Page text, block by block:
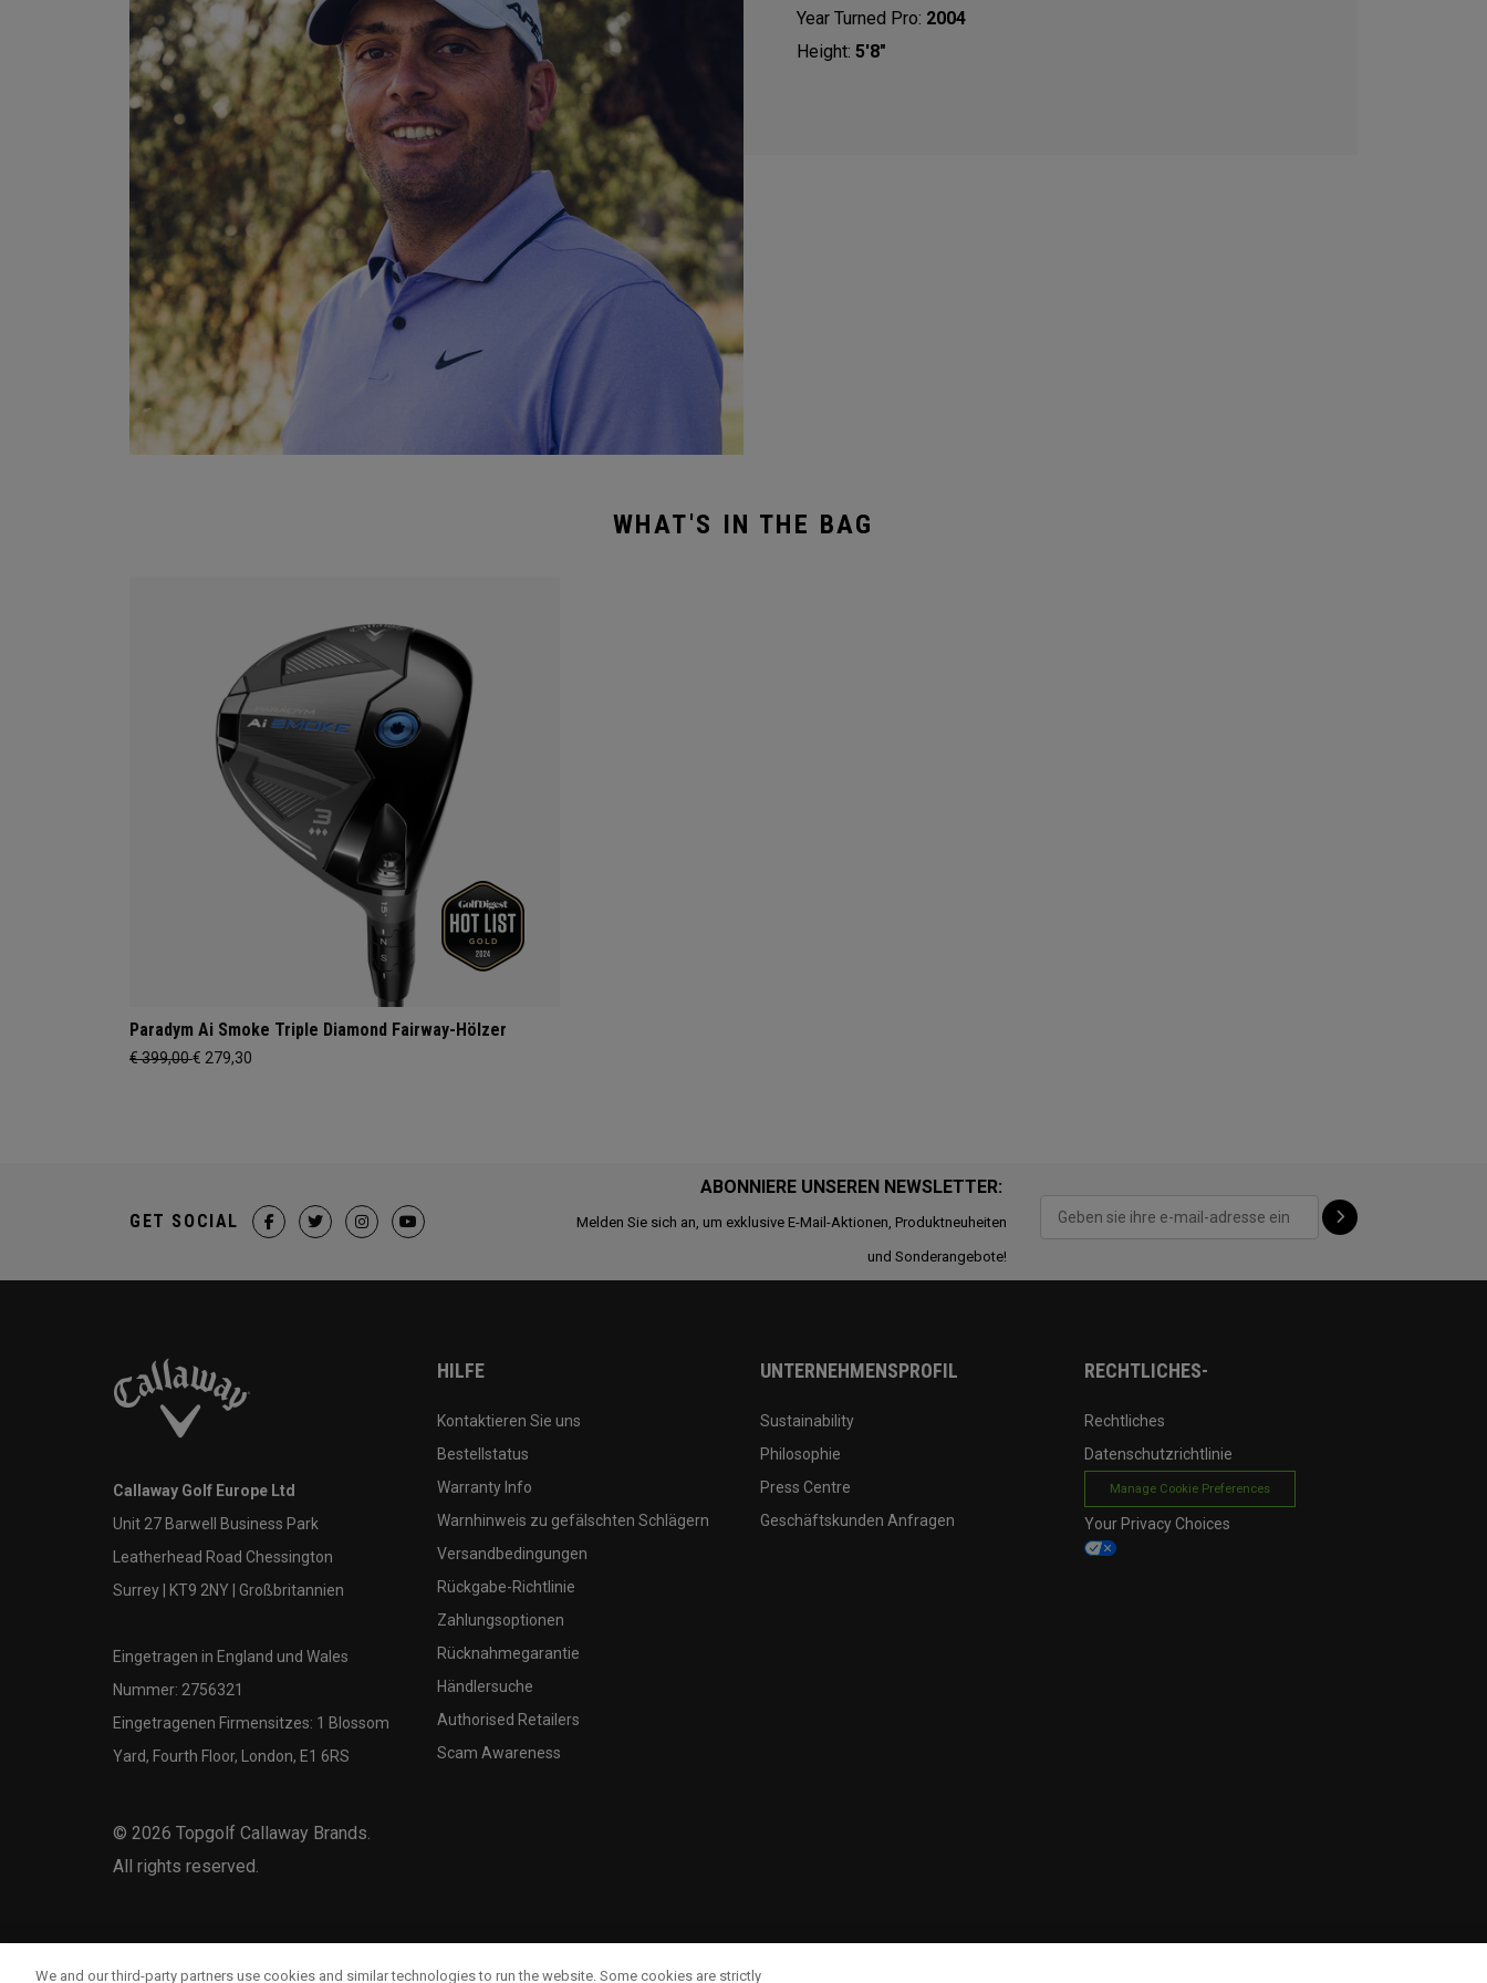
Year Turned Pro: 2004
Height: 5'8"
WHAT'S IN THE BAG
Paradym Ai Smoke Triple Diamond Fairway-Hölzer
€ 399,00€ 279,30
ABONNIERE UNSEREN NEWSLETTER:
Melden Sie sich an, um exklusive E-Mail-Aktionen, Produktneuheiten
und Sonderangebote!
GET SOCIAL
Callaway Golf Europe Ltd
Unit 27 Barwell Business Park
Leatherhead Road Chessington
Surrey | KT9 2NY | Großbritannien
Eingetragen in England und Wales
Nummer: 2756321
Eingetragenen Firmensitzes: 1 Blossom
Yard, Fourth Floor, London, E1 6RS
© 2026 Topgolf Callaway Brands.
All rights reserved.
HILFE
Kontaktieren Sie uns
Bestellstatus
Warranty Info
Warnhinweis zu gefälschten Schlägern
Versandbedingungen
Rückgabe-Richtlinie
Zahlungsoptionen
Rücknahmegarantie
Händlersuche
Authorised Retailers
Scam Awareness
UNTERNEHMENSPROFIL
Sustainability
Philosophie
Press Centre
Geschäftskunden Anfragen
RECHTLICHES-
Rechtliches
Datenschutzrichtlinie
Manage Cookie Preferences
Your Privacy Choices
We and our third-party partners use cookies and similar technologies to run the website. Some cookies are strictly